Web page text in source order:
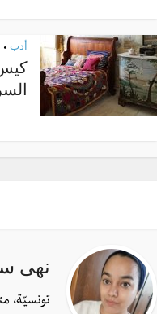
أدب •
نهى
تونسيّة،